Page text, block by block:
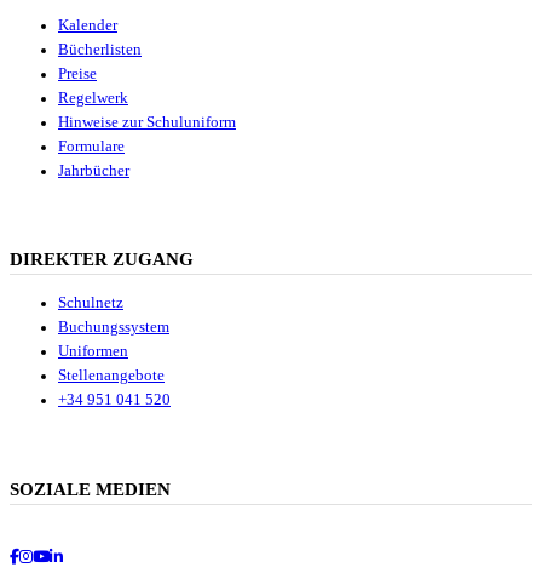
Kalender
Bücherlisten
Preise
Regelwerk
Hinweise zur Schuluniform
Formulare
Jahrbücher
DIREKTER ZUGANG
Schulnetz
Buchungssystem
Uniformen
Stellenangebote
+34 951 041 520
SOZIALE MEDIEN